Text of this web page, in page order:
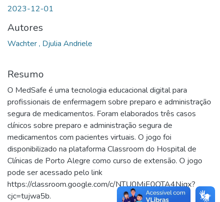
2023-12-01
Autores
Wachter , Djulia Andriele
Resumo
O MedSafe é uma tecnologia educacional digital para
profissionais de enfermagem sobre preparo e administração
segura de medicamentos. Foram elaborados três casos
clínicos sobre preparo e administração segura de
medicamentos com pacientes virtuais. O jogo foi
disponibilizado na plataforma Classroom do Hospital de
Clínicas de Porto Alegre como curso de extensão. O jogo
pode ser acessado pelo link
https://classroom.google.com/c/NTU0MjE0OTA4Njgx?
cjc=tujwa5b.